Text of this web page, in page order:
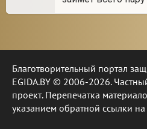
Благотворительный портал
EGIDA.BY © 2006-2026.
проект. Перепечатка
указанием обратной ссылки